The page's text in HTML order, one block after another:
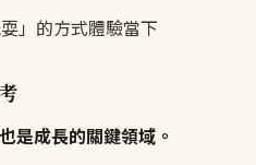
」的方式體驗當下
是成長的關鍵領域。